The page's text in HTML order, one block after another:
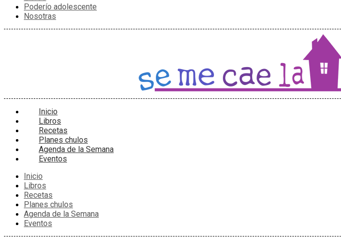
Poderío adolescente
Nosotras
Inicio
Libros
Recetas
Planes chulos
Agenda de la Semana
Eventos
Inicio
Libros
Recetas
Planes chulos
Agenda de la Semana
Eventos